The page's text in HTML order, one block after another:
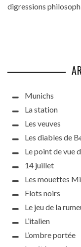
digressions
Munichs
La station
Les veuves
Les diables de
Le point de vue
14 juillet
Les mouettes
Flots noirs
Le jeu de la
L’italien
L’ombre portée